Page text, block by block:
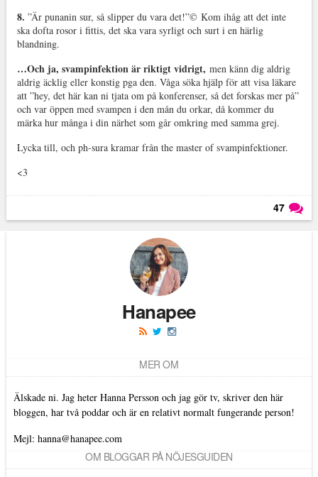
8. ”Är punanin sur, så slipper du vara det!”©Kom ihåg att det inte
ska dofta rosor i fittis, det ska vara syrligt och surt i en härlig
blandning.
…Och ja, svampinfektion är riktigt vidrigt, men känn dig aldrig
aldrig äcklig eller konstig pga den. Våga söka hjälp för att visa läkare
att ”hey, det här kan ni tjata om på konferenser, så det forskas mer på”
och var öppen med svampen i den mån du orkar, då kommer du
märka hur många i din närhet som går omkring med samma grej.
Lycka till, och ph-sura kramar från the master of svampinfektioner.
<3
47
Hanapee
MER OM
Älskade ni. Jag heter Hanna Persson och jag gör tv, skriver den här
bloggen, har två poddar och är en relativt normalt fungerande person!
Mejl: hanna@hanapee.com
OM BLOGGAR PÅ NÖJESGUIDEN